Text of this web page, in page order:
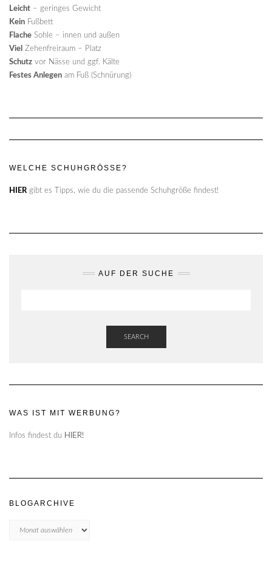
Leicht – geringes Gewicht
Kein Fußbett
Flache Sohle – innen und außen
Viel Zehenfreiraum – Platz
Schutz vor Nässe und ggf. Kälte
Festes Anlegen am Fuß (Schnürung)
WELCHE SCHUHGRÖSSE?
HIERgibt es Tipps, wie du die passende Schuhgröße findest!
AUF DER SUCHE
SEARCH
WAS IST MIT WERBUNG?
Infos findest du HIER!
BLOGARCHIVE